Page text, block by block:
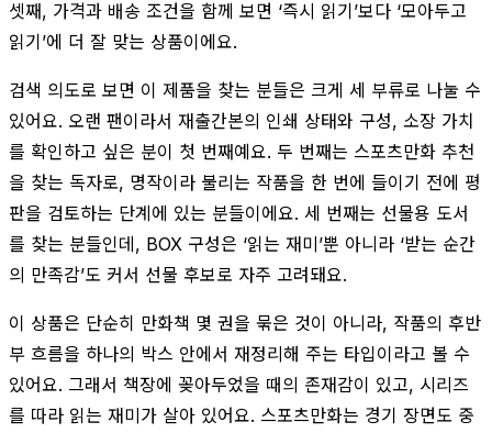
셋째, 가격과 배송 조건을 함께 보면 ‘즉시 읽기’보다 ‘모아두고
읽기’에 더 잘 맞는 상품이에요.
검색 의도로 보면 이 제품을 찾는 분들은 크게 세 부류로 나눌 수
있어요. 오랜 팬이라서 재출간본의 인쇄 상태와 구성, 소장 가치
를 확인하고 싶은 분이 첫 번째예요. 두 번째는 스포츠만화 추천
을 찾는 독자로, 명작이라 불리는 작품을 한 번에 들이기 전에 평
판을 검토하는 단계에 있는 분들이에요. 세 번째는 선물용 도서
를 찾는 분들인데, BOX 구성은 ‘읽는 재미’뿐 아니라 ‘받는 순간
의 만족감’도 커서 선물 후보로 자주 고려돼요.
이 상품은 단순히 만화책 몇 권을 묶은 것이 아니라, 작품의 후반
부 흐름을 하나의 박스 안에서 재정리해 주는 타입이라고 볼 수
있어요. 그래서 책장에 꽂아두었을 때의 존재감이 있고, 시리즈
를 따라 읽는 재미가 살아 있어요. 스포츠만화는 경기 장면도 중